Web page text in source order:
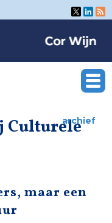
Culturele
archief
maar een